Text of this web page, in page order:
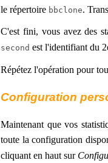
le répertoire bbclone.
C'est fini, vous avez des
second est l'identifiant du
Répétez l'opération pour
Configuration
Maintenant que vos
toute la configuration
cliquant en haut sur